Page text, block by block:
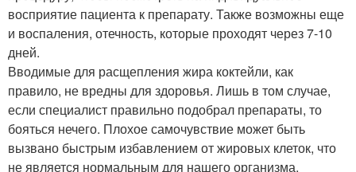
восприятие пациента к препарату. Также возможны еще
и воспаления, отечность, которые проходят через 7-10
дней.
Вводимые для расщепления жира коктейли, как
правило, не вредны для здоровья. Лишь в том случае,
если специалист правильно подобрал препараты, то
бояться нечего. Плохое самочувствие может быть
вызвано быстрым избавлением от жировых клеток, что
не является нормальным для нашего организма,